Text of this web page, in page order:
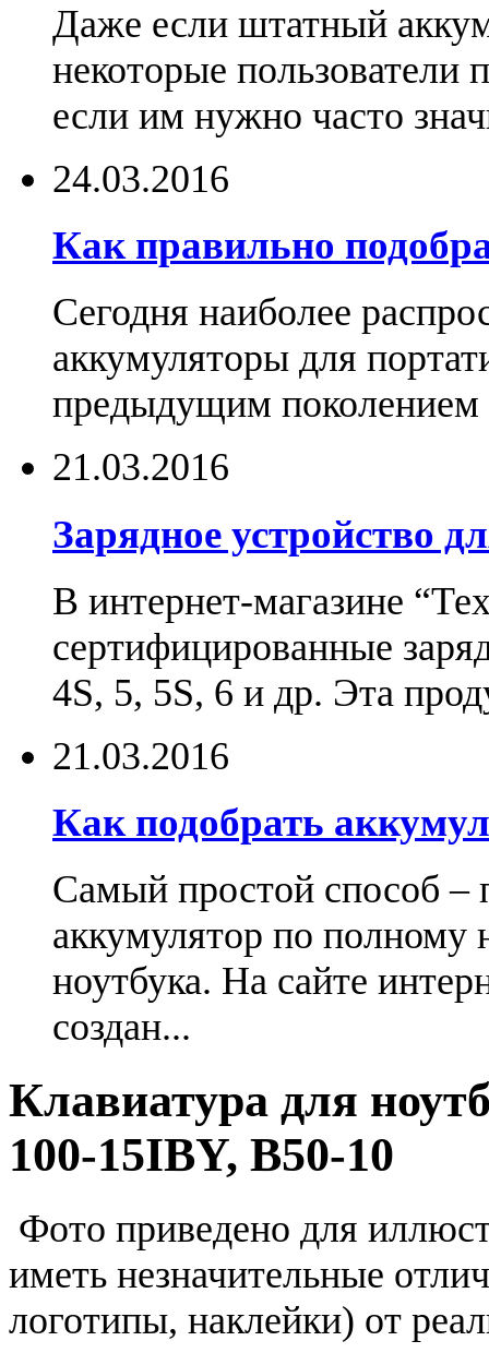
Даже если штатный
некоторые пользователи
если им нужно часто
24.03.2016
Как правильно
Сегодня наиболее
аккумуляторы для
предыдущим поколением
21.03.2016
Зарядное устройство
В интернет-магазине
сертифицированные
4S, 5, 5S, 6 и др. Эта
21.03.2016
Как подобрать
Самый простой способ –
аккумулятор по
ноутбука. На сайте
создан...
Клавиатура для
100-15IBY, B50-10
Фото приведено для
иметь незначительные
логотипы, наклейки) от